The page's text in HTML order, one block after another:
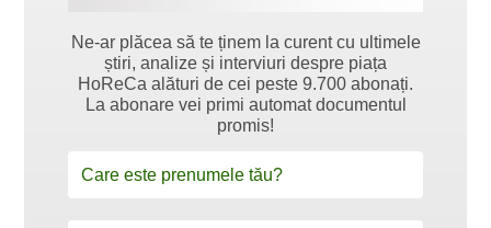
Ne-ar plăcea să te ținem la curent cu ultimele
știri, analize și interviuri despre piața
HoReCa alături de cei peste 9.700 abonați.
La abonare vei primi automat documentul
promis!